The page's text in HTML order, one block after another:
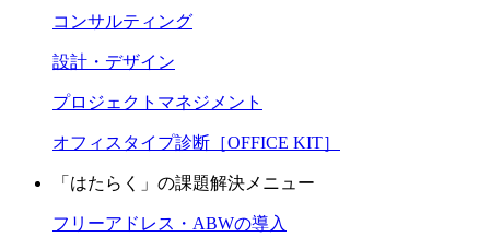
コンサルティング
設計・デザイン
プロジェクトマネジメント
オフィスタイプ診断［OFFICE KIT］
「はたらく」の課題解決メニュー
フリーアドレス・ABWの導入